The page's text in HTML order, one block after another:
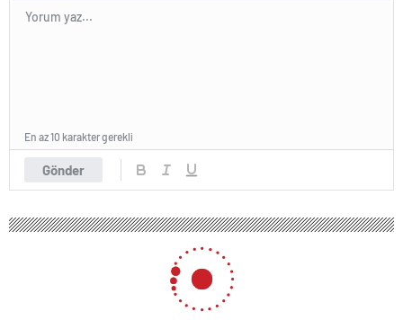
Gönder
En az 10 karakter gerekli